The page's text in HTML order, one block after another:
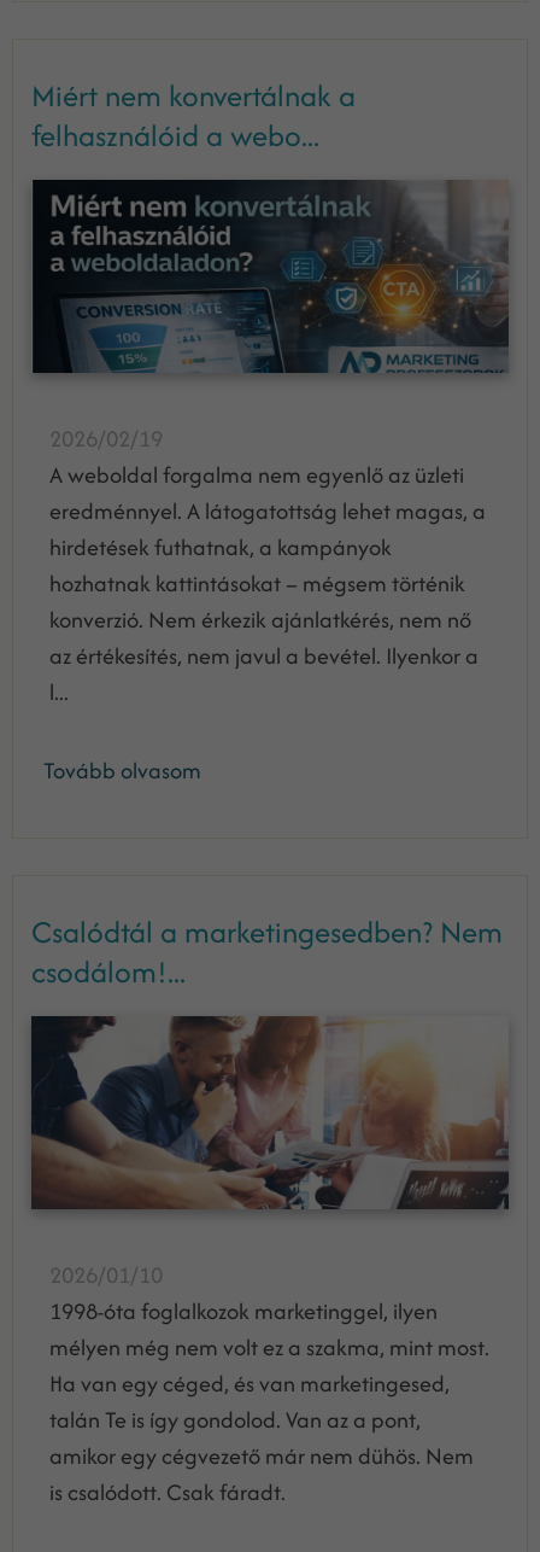
Miért nem konvertálnak a
felhasználóid a webo...
2026/02/19
A weboldal forgalma nem egyenlő az üzleti
eredménnyel. A látogatottság lehet magas, a
hirdetések futhatnak, a kampányok
hozhatnak kattintásokat – mégsem történik
konverzió. Nem érkezik ajánlatkérés, nem nő
az értékesítés, nem javul a bevétel. Ilyenkor a
l...
Tovább olvasom
Csalódtál a marketingesedben? Nem
csodálom!...
2026/01/10
1998-óta foglalkozok marketinggel, ilyen
mélyen még nem volt ez a szakma, mint most.
Ha van egy céged, és van marketingesed,
talán Te is így gondolod. Van az a pont,
amikor egy cégvezető már nem dühös. Nem
is csalódott. Csak fáradt.